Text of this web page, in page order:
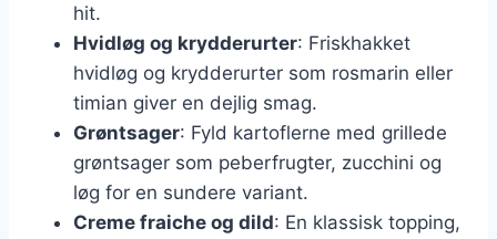
hit.
Hvidløg og krydderurter: Friskhakket
hvidløg og krydderurter som rosmarin eller
timian giver en dejlig smag.
Grøntsager: Fyld kartoflerne med grillede
grøntsager som peberfrugter, zucchini og
løg for en sundere variant.
Creme fraiche og dild: En klassisk topping,